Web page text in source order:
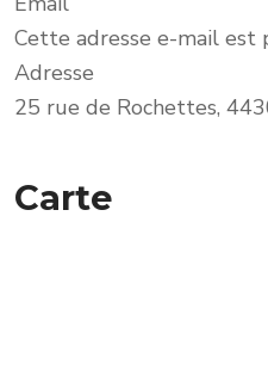
Cette adresse e-mail est
Adresse
25 rue de Rochettes,
Carte